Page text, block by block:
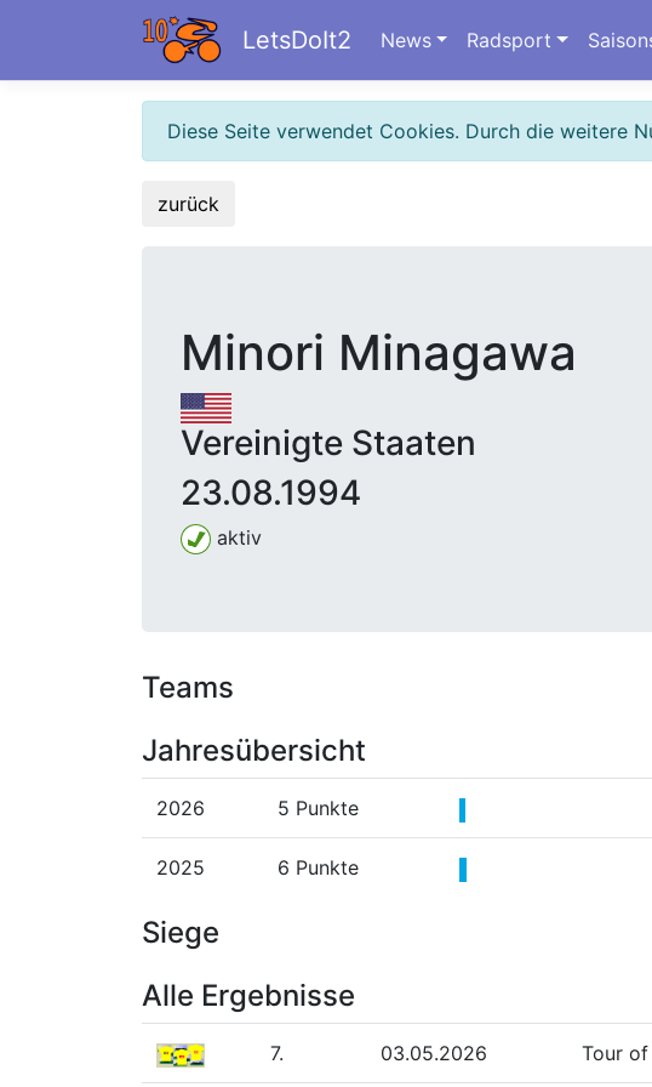
LetsDoIt2 News Radsport
Diese Seite verwendet Cookies. Durch die weitere
zurück
Minori Minagawa
Vereinigte Staaten
23.08.1994
aktiv
Teams
Jahresübersicht
2026 5 Punkte
2025 6 Punkte
Siege
Alle Ergebnisse
7. 03.05.2026 Tour